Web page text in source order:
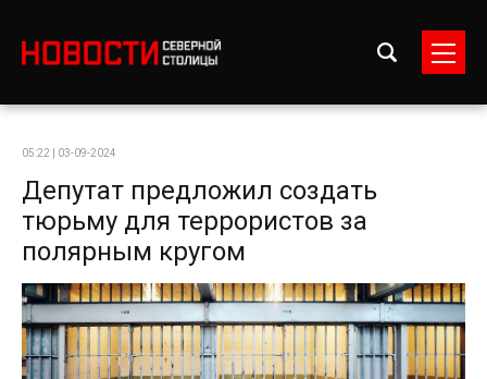
05:22 | 03-09-2024
Депутат предложил создать
тюрьму для террористов за
полярным кругом